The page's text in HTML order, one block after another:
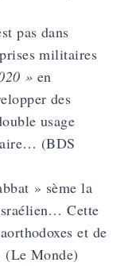
pas dans
militaires
» en
des
usage
… (BDS
» sème la
Cette
et de
(Le Monde)